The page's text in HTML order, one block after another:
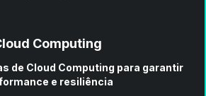
Computing
de Cloud Computing para garantir
e resiliência